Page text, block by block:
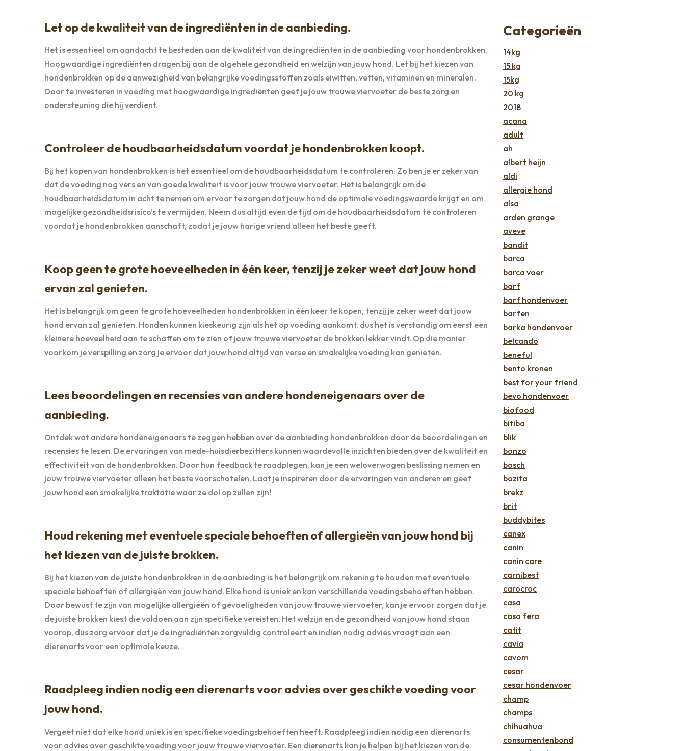
Let op de kwaliteit van de ingrediënten in de aanbieding.
Het is essentieel om aandacht te besteden aan de kwaliteit van de ingrediënten in de aanbieding voor hondenbrokken.
Hoogwaardige ingrediënten dragen bij aan de algehele gezondheid en welzijn van jouw hond. Let bij het kiezen van
hondenbrokken op de aanwezigheid van belangrijke voedingsstoffen zoals eiwitten, vetten, vitaminen en mineralen.
Door te investeren in voeding met hoogwaardige ingrediënten geef je jouw trouwe viervoeter de beste zorg en
ondersteuning die hij verdient.
Controleer de houdbaarheidsdatum voordat je hondenbrokken koopt.
Bij het kopen van hondenbrokken is het essentieel om de houdbaarheidsdatum te controleren. Zo ben je er zeker van
dat de voeding nog vers en van goede kwaliteit is voor jouw trouwe viervoeter. Het is belangrijk om de
houdbaarheidsdatum in acht te nemen om ervoor te zorgen dat jouw hond de optimale voedingswaarde krijgt en om
mogelijke gezondheidsrisico’s te vermijden. Neem dus altijd even de tijd om de houdbaarheidsdatum te controleren
voordat je hondenbrokken aanschaft, zodat je jouw harige vriend alleen het beste geeft.
Koop geen te grote hoeveelheden in één keer, tenzij je zeker weet dat jouw hond
ervan zal genieten.
Het is belangrijk om geen te grote hoeveelheden hondenbrokken in één keer te kopen, tenzij je zeker weet dat jouw
hond ervan zal genieten. Honden kunnen kieskeurig zijn als het op voeding aankomt, dus het is verstandig om eerst een
kleinere hoeveelheid aan te schaffen om te zien of jouw trouwe viervoeter de brokken lekker vindt. Op die manier
voorkom je verspilling en zorg je ervoor dat jouw hond altijd van verse en smakelijke voeding kan genieten.
Lees beoordelingen en recensies van andere hondeneigenaars over de
aanbieding.
Ontdek wat andere hondeneigenaars te zeggen hebben over de aanbieding hondenbrokken door de beoordelingen en
recensies te lezen. De ervaringen van mede-huisdierbezitters kunnen waardevolle inzichten bieden over de kwaliteit en
effectiviteit van de hondenbrokken. Door hun feedback te raadplegen, kan je een weloverwogen beslissing nemen en
jouw trouwe viervoeter alleen het beste voorschotelen. Laat je inspireren door de ervaringen van anderen en geef
jouw hond een smakelijke traktatie waar ze dol op zullen zijn!
Houd rekening met eventuele speciale behoeften of allergieën van jouw hond bij
het kiezen van de juiste brokken.
Bij het kiezen van de juiste hondenbrokken in de aanbieding is het belangrijk om rekening te houden met eventuele
speciale behoeften of allergieën van jouw hond. Elke hond is uniek en kan verschillende voedingsbehoeften hebben.
Door bewust te zijn van mogelijke allergieën of gevoeligheden van jouw trouwe viervoeter, kan je ervoor zorgen dat je
de juiste brokken kiest die voldoen aan zijn specifieke vereisten. Het welzijn en de gezondheid van jouw hond staan
voorop, dus zorg ervoor dat je de ingrediënten zorgvuldig controleert en indien nodig advies vraagt aan een
dierenarts voor een optimale keuze.
Raadpleeg indien nodig een dierenarts voor advies over geschikte voeding voor
jouw hond.
Vergeet niet dat elke hond uniek is en specifieke voedingsbehoeften heeft. Raadpleeg indien nodig een dierenarts
voor advies over geschikte voeding voor jouw trouwe viervoeter. Een dierenarts kan je helpen bij het kiezen van de
Categorieën
14kg
15 kg
15kg
20 kg
2018
acana
adult
ah
albert heijn
aldi
allergie hond
alsa
arden grange
aveve
bandit
barca
barca voer
barf
barf hondenvoer
barfen
barka hondenvoer
belcando
beneful
bento kronen
best for your friend
bevo hondenvoer
biofood
bitiba
blik
bonzo
bosch
bozita
brekz
brit
buddybites
canex
canin
canin care
carnibest
carocroc
casa
casa fera
catit
cavia
cavom
cesar
cesar hondenvoer
champ
champs
chihuahua
consumentenbond